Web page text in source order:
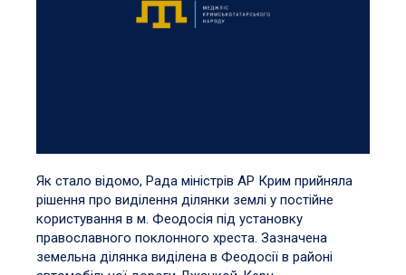
Як стало відомо, Рада міністрів АР Крим прийняла
рішення про виділення ділянки землі у постійне
користування в м. Феодосія під установку
православного поклонного хреста. Зазначена
земельна ділянка виділена в Феодосії в районі